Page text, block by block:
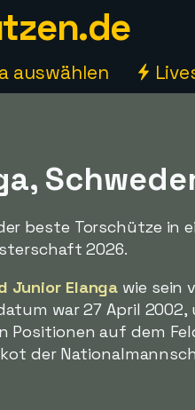
auswählen
beste Torschütze in
2026.
Junior Elanga wie sein
war 27 April
Positionen auf dem
der